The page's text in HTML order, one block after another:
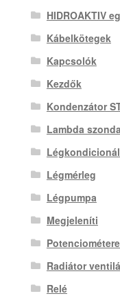
HIDROAKTIV
Kábelkötegek
Kapcsolók
Kezdők
Kondenzátor
Lambda szonda
Légmérleg
Légpumpa
Megjeleníti
Radiátor
Relé